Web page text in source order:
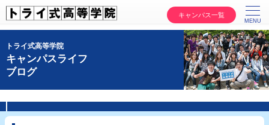
キャンパス一覧
トライ式高等学院
キャンパスライフ
ブログ